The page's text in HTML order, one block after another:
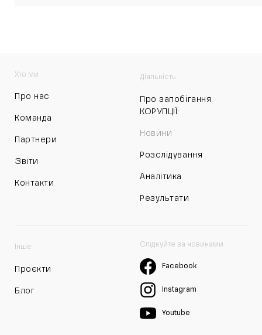
Хто ми
Про нас
Команда
Партнери
Звіти
Контакти
Діяльність
Про запобігання
КОРУПЦІЇ:
Новини
Розслідування
Аналітика
Результати
Інше
Проєкти
Блог
Слідкуйте за новинами
Facebook
Instagram
Youtube